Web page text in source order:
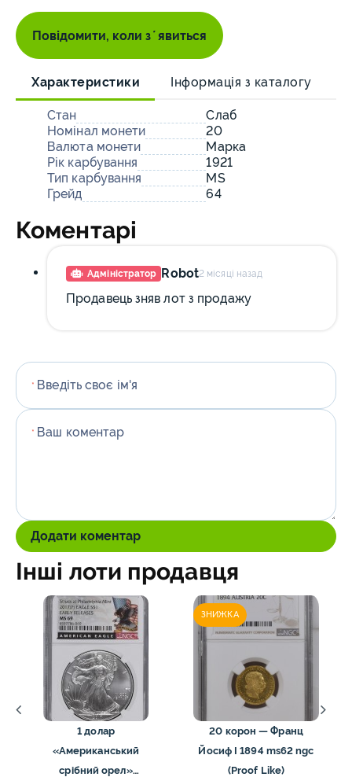
Повідомити, коли зʼявиться
Характеристики Інформація з каталогу
Стан
Слаб
Номінал монети
20
Валюта монети
Марка
Рік карбування
1921
Тип карбування
MS
Грейд
64
Коментарі
Адміністратор Robot2 місяці назад
Продавець зняв лот з продажу
* Введіть своє ім'я
* Ваш коментар
Додати коментар
Інші лоти продавця
1 долар
«Американський
срібний орел»
ЗНИЖКА
20 корон — Франц
Йосиф I 1894 ms62 ngc
(Proof Like)